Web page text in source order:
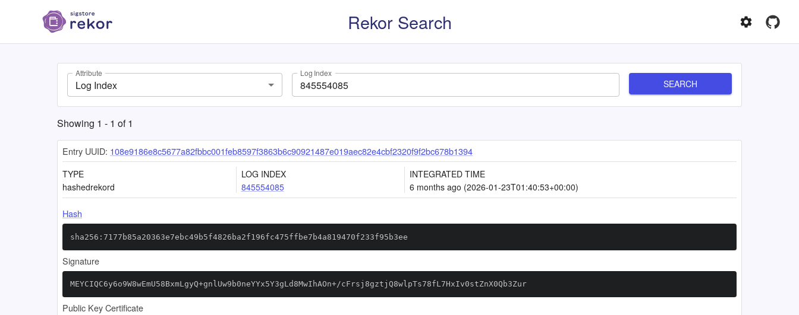
Rekor Search
Attribute
Log Index
Log Index
SEARCH
Showing 1 - 1 of1
Entry UUID: 108e9186e8c5677a82fbbc001feb8597f3863b6c90921487e019aec82e4cbf2320f9f2bc678b1394
TYPE
hashedrekord
LOG INDEX
845554085
INTEGRATED TIME
6 months ago (2026-01-23T01:40:53+00:00)
Hash
sha256:7177b85a20363e7ebc49b5f4826ba2f196fc475ffbe7b4a819470f233f95b3ee
Signature
MEYCIQC6y6o9W8wEmU58BxmLgyQ+gnlUw9b0neYYx5Y3gLd8MwIhAOn+/cFrsj8gztjQ8wlpTs78fL7HxIv0stZnX0Qb3Zur
Public Key Certificate